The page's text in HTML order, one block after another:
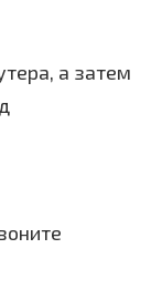
а затем